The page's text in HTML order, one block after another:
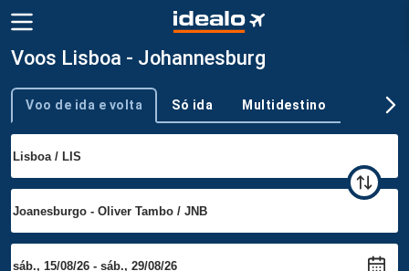
Voos Lisboa - Johannesburg
Tipo de viagem
Voo de ida e volta Só ida Multidestino